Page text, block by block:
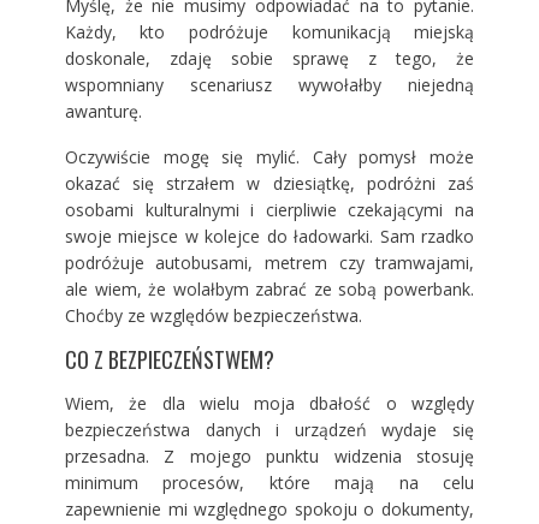
Myślę, że nie musimy odpowiadać na to pytanie.
Każdy, kto podróżuje komunikacją miejską
doskonale, zdaję sobie sprawę z tego, że
wspomniany scenariusz wywołałby niejedną
awanturę.
Oczywiście mogę się mylić. Cały pomysł może
okazać się strzałem w dziesiątkę, podróżni zaś
osobami kulturalnymi i cierpliwie czekającymi na
swoje miejsce w kolejce do ładowarki. Sam rzadko
podróżuje autobusami, metrem czy tramwajami,
ale wiem, że wolałbym zabrać ze sobą powerbank.
Choćby ze względów bezpieczeństwa.
CO Z BEZPIECZEŃSTWEM?
Wiem, że dla wielu moja dbałość o względy
bezpieczeństwa danych i urządzeń wydaje się
przesadna. Z mojego punktu widzenia stosuję
minimum procesów, które mają na celu
zapewnienie mi względnego spokoju o dokumenty,